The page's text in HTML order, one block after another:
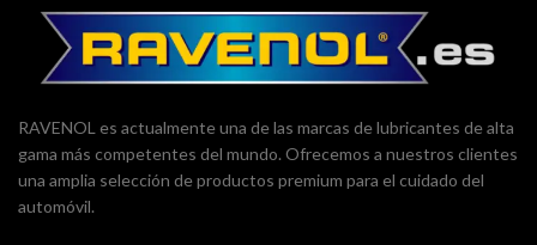
RAVENOL es actualmente una de las marcas de lubricantes de alta
gama más competentes del mundo. Ofrecemos a nuestros clientes
una amplia selección de productos premium para el cuidado del
automóvil.